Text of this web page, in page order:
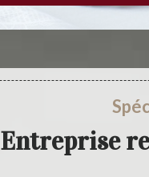
Entreprise